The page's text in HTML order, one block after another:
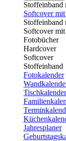
Stoffeinband
Softcover
Stoffeinband
Softcover
Fotobücher
Hardcover
Softcover
Stoffeinband
Fotokalender
Tischkalender
Jahresplaner